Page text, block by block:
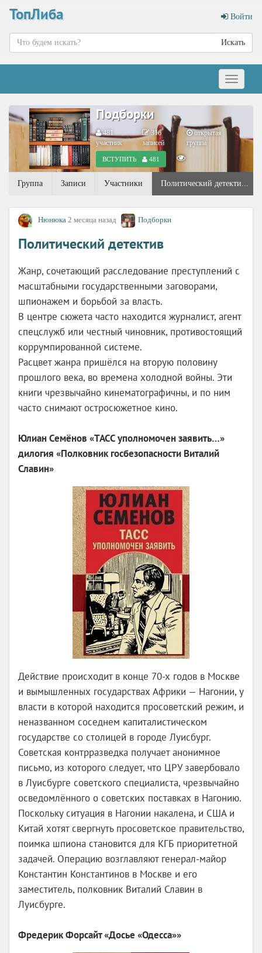
ТопЛиба Войти
Искать
Меню
Подборки
481
участник
316
записей
открытая
группа
ВСТУПИТЬ 481
Группа Записи Участники Политический детекти...
Нюнюка 2 месяца назад Подборки
Политический детектив
Жанр, сочетающий расследование преступлений с
масштабными государственными заговорами,
шпионажем и борьбой за власть.
В центре сюжета часто находится журналист, агент
спецслужб или честный чиновник, противостоящий
коррумпированной системе.
Расцвет жанра пришёлся на вторую половину
прошлого века, во времена холодной войны. Эти
книги чрезвычайно кинематографичны, и по ним
часто снимают остросюжетное кино.
Юлиан Семёнов «ТАСС уполномочен заявить…»
дилогия «Полковник госбезопасности Виталий
Славин»
Действие происходит в конце 70-х годов в Москве
и вымышленных государствах Африки — Нагонии, у
власти в которой находится просоветский режим, и
неназванном соседнем капиталистическом
государстве со столицей в городе Луисбург.
Советская контрразведка получает анонимное
письмо, из которого следует, что ЦРУ завербовало
в Луисбурге советского специалиста, чрезвычайно
осведомлённого о советских поставках в Нагонию.
Поскольку ситуация в Нагонии накалена, и США и
Китай хотят свергнуть просоветское правительство,
поимка шпиона становится для КГБ приоритетной
задачей. Операцию возглавляют генерал-майор
Константин Константинов в Москве и его
заместитель, полковник Виталий Славин в
Луисбурге.
Фредерик Форсайт «Досье «Одесса»»